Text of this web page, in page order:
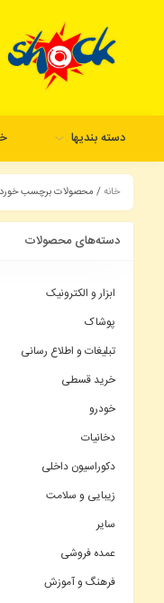
دسته بندیها
خانه/ محصولات برچسب
دسته‌های محصولات
ابزار و الکترونیک
پوشاک
تبلیغات و اطلاع رسانی
خرید قسطی
خودرو
دخانیات
دکوراسیون داخلی
زیبایی و سلامت
سایر
عمده فروشی
فرهنگ و آموزش